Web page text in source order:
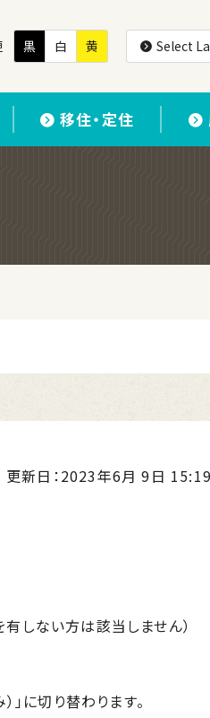
黒 白 黄 Select
移住・定住
更新日：2023年6月 9日 15:19
有しない方は該当しません）
に切り替わります。